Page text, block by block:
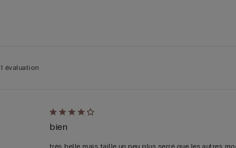
1 évaluation
Évalué
4sur 5
bien
très belle mais taille un peu plus serré que les autres